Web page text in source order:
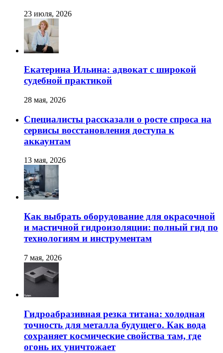
23 июля, 2026
Екатерина Ильина: адвокат с широкой
судебной практикой
28 мая, 2026
Специалисты рассказали о росте спроса на
сервисы восстановления доступа к
аккаунтам
13 мая, 2026
Как выбрать оборудование для окрасочной
и мастичной гидроизоляции: полный гид по
технологиям и инструментам
7 мая, 2026
Гидроабразивная резка титана: холодная
точность для металла будущего. Как вода
сохраняет космические свойства там, где
огонь их уничтожает